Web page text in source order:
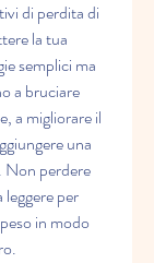
di perdita di
la tua
semplici ma
a bruciare
a migliorare il
una
Non perdere
per
in modo